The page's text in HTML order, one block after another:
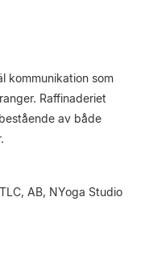
kommunikation som
Raffinaderiet
av både
AB, NYoga Studio